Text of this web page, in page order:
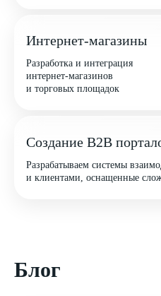
Интернет-магазины
Разработка и интеграция
интернет-магазинов
и торговых площадок
Создание B2B
Разрабатываем системы
и клиентами, оснащенные
Блог